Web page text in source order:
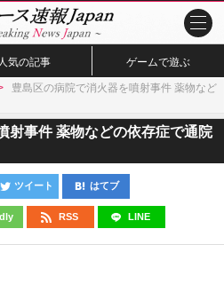
人気の記事 ゲームで遊ぶ
豊島区の病院で消火器を噴射事件 薬物など
射事件 薬物などの依存症で通院
ツイート はてブ
RSS LINE